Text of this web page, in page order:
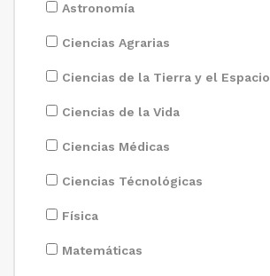
Astronomía
Ciencias Agrarias
Ciencias de la Tierra y el Espacio
Ciencias de la Vida
Ciencias Médicas
Ciencias Técnológicas
Física
Matemáticas